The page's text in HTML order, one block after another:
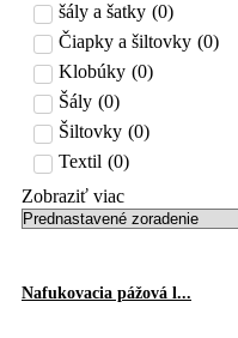
šály a šatky (0)
Čiapky a šiltovky (0)
Klobúky (0)
Šály (0)
Šiltovky (0)
Textil (0)
Zobraziť viac
Nafukovacia pážová l...